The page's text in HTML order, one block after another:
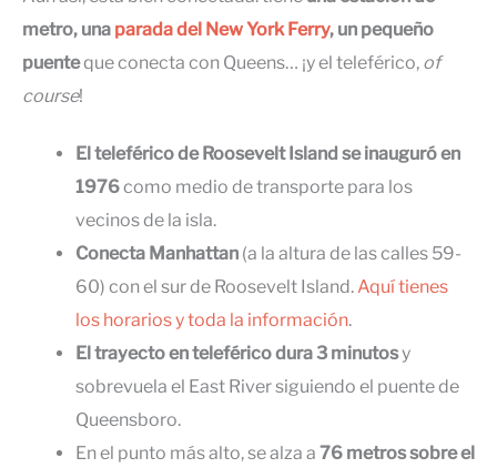
metro, una parada del New York Ferry, un pequeño
puenteque conecta con Queens… ¡y el teleférico, of
course!
El teleférico de Roosevelt Island se inauguró en
1976como medio de transporte para los
vecinos de la isla.
Conecta Manhattan (a la altura de las calles 59-
60) con el sur de Roosevelt Island. Aquí tienes
los horarios y toda la información.
El trayecto en teleférico dura 3 minutosy
sobrevuela el East River siguiendo el puente de
Queensboro.
En el punto más alto, se alza a 76 metros sobre el